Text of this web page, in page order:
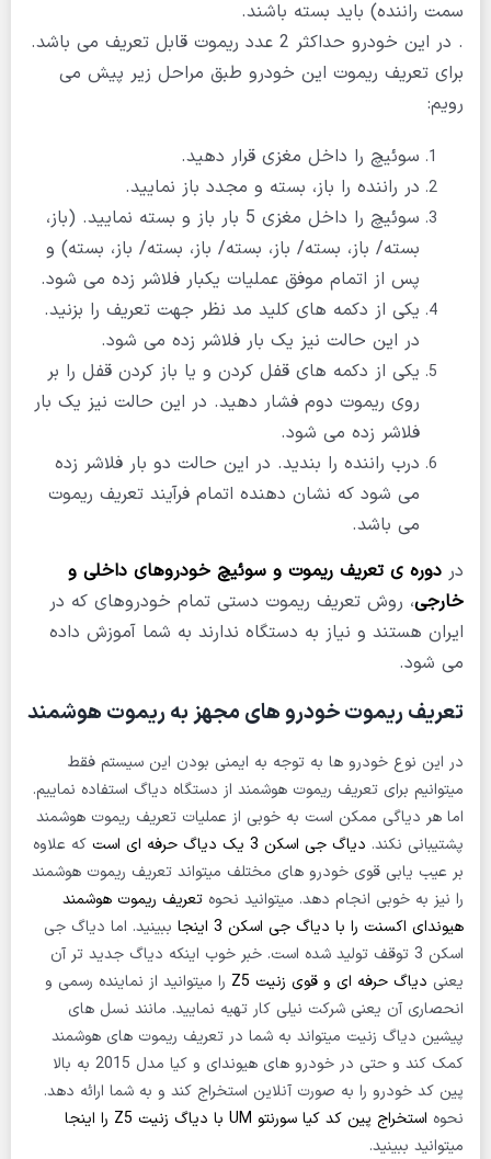
سمت راننده) باید بسته باشند.
. در این خودرو حداکثر 2 عدد ریموت قابل تعریف می باشد.
برای تعریف ریموت این خودرو طبق مراحل زیر پیش می
رویم:
سوئیچ را داخل مغزی قرار دهید.
در راننده را باز، بسته و مجدد باز نمایید.
سوئیچ را داخل مغزی 5 بار باز و بسته نمایید. (باز،
بسته/ باز، بسته/ باز، بسته/ باز، بسته/ باز، بسته) و
پس از اتمام موفق عملیات یکبار فلاشر زده می شود.
یکی از دکمه های کلید مد نظر جهت تعریف را بزنید.
در این حالت نیز یک بار فلاشر زده می شود.
یکی از دکمه های قفل کردن و یا باز کردن قفل را بر
روی ریموت دوم فشار دهید. در این حالت نیز یک بار
فلاشر زده می شود.
درب راننده را بندید. در این حالت دو بار فلاشر زده
می شود که نشان دهنده اتمام فرآیند تعریف ریموت
می باشد.
در دوره ی تعریف ریموت و سوئیچ خودروهای داخلی و
خارجی، روش تعریف ریموت دستی تمام خودروهای که در
ایران هستند و نیاز به دستگاه ندارند به شما آموزش داده
می شود.
تعریف ریموت خودرو های مجهز به ریموت هوشمند
در این نوع خودرو ها به توجه به ایمنی بودن این سیستم فقط
میتوانیم برای تعریف ریموت هوشمند از دستگاه دیاگ استفاده نماییم.
اما هر دیاگی ممکن است به خوبی از عملیات تعریف ریموت هوشمند
پشتیبانی نکند. دیاگ جی اسکن 3 یک دیاگ حرفه ای است
که علاوه
بر عیب یابی قوی خودرو های مختلف میتواند تعریف ریموت هوشمند
را نیز به خوبی انجام دهد. میتوانید نحوه تعریف ریموت هوشمند
هیوندای اکسنت را با دیاگ جی اسکن 3 اینجا
ببینید. اما دیاگ جی
اسکن 3 توقف تولید شده است. خبر خوب اینکه دیاگ جدید تر آن
یعنی دیاگ حرفه ای و قوی زنیت Z5
را میتوانید از نماینده رسمی و
انحصاری آن یعنی شرکت نیلی کار تهیه نمایید. مانند نسل های
پیشین دیاگ زنیت میتواند به شما در تعریف ریموت های هوشمند
کمک کند و حتی در خودرو های هیوندای و کیا مدل 2015 به بالا
پین کد خودرو را به صورت آنلاین استخراج کند و به شما ارائه دهد.
نحوه استخراج پین کد کیا سورنتو UM با دیاگ زنیت Z5 را اینجا
میتوانید ببینید.